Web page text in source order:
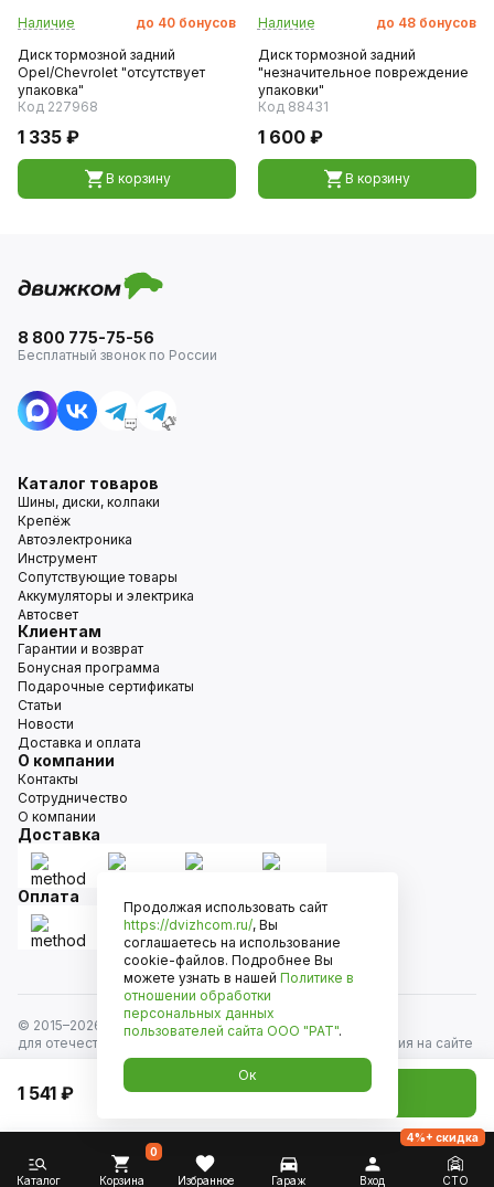
Наличие до 40 бонусов
Диск тормозной задний
Opel/Chevrolet "отсутствует
упаковка"
Код 227968
1 335 ₽
В корзину
Наличие до 48 бонусов
Диск тормозной задний
"незначительное повреждение
упаковки"
Код 88431
1 600 ₽
В корзину
1 541 ₽ Добавить в корзину
8 800 775-75-56
Бесплатный звонок по России
Каталог товаров
Шины, диски, колпаки
Крепёж
Автоэлектроника
Инструмент
Сопутствующие товары
Аккумуляторы и электрика
Автосвет
Клиентам
Гарантии и возврат
Бонусная программа
Подарочные сертификаты
Статьи
Новости
Доставка и оплата
О компании
Контакты
Сотрудничество
О компании
Доставка
Оплата
© 2015–2026
Движком — сеть магазинов автозапчастей
для отечественных автомобилей и иномарок. Информация на сайте
носит исключительно информационный характер и не является
публичной офертой, определяемой положениями
ст. 437 Гражданского кодекса РФ. Все права защищены.
Каталог Корзина
0
Избранное Гараж Вход СТО
4%+ скидка
Продолжая использовать сайт
https://dvizhcom.ru/, Вы
соглашаетесь на использование
cookie-файлов. Подробнее Вы
можете узнать в нашей Политике в
отношении обработки
персональных данных
пользователей сайта ООО "РАТ".
Ок